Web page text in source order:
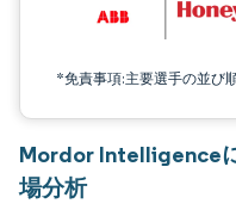
*免責事項:主要選手の並び
Mordor Intelligence
場分析